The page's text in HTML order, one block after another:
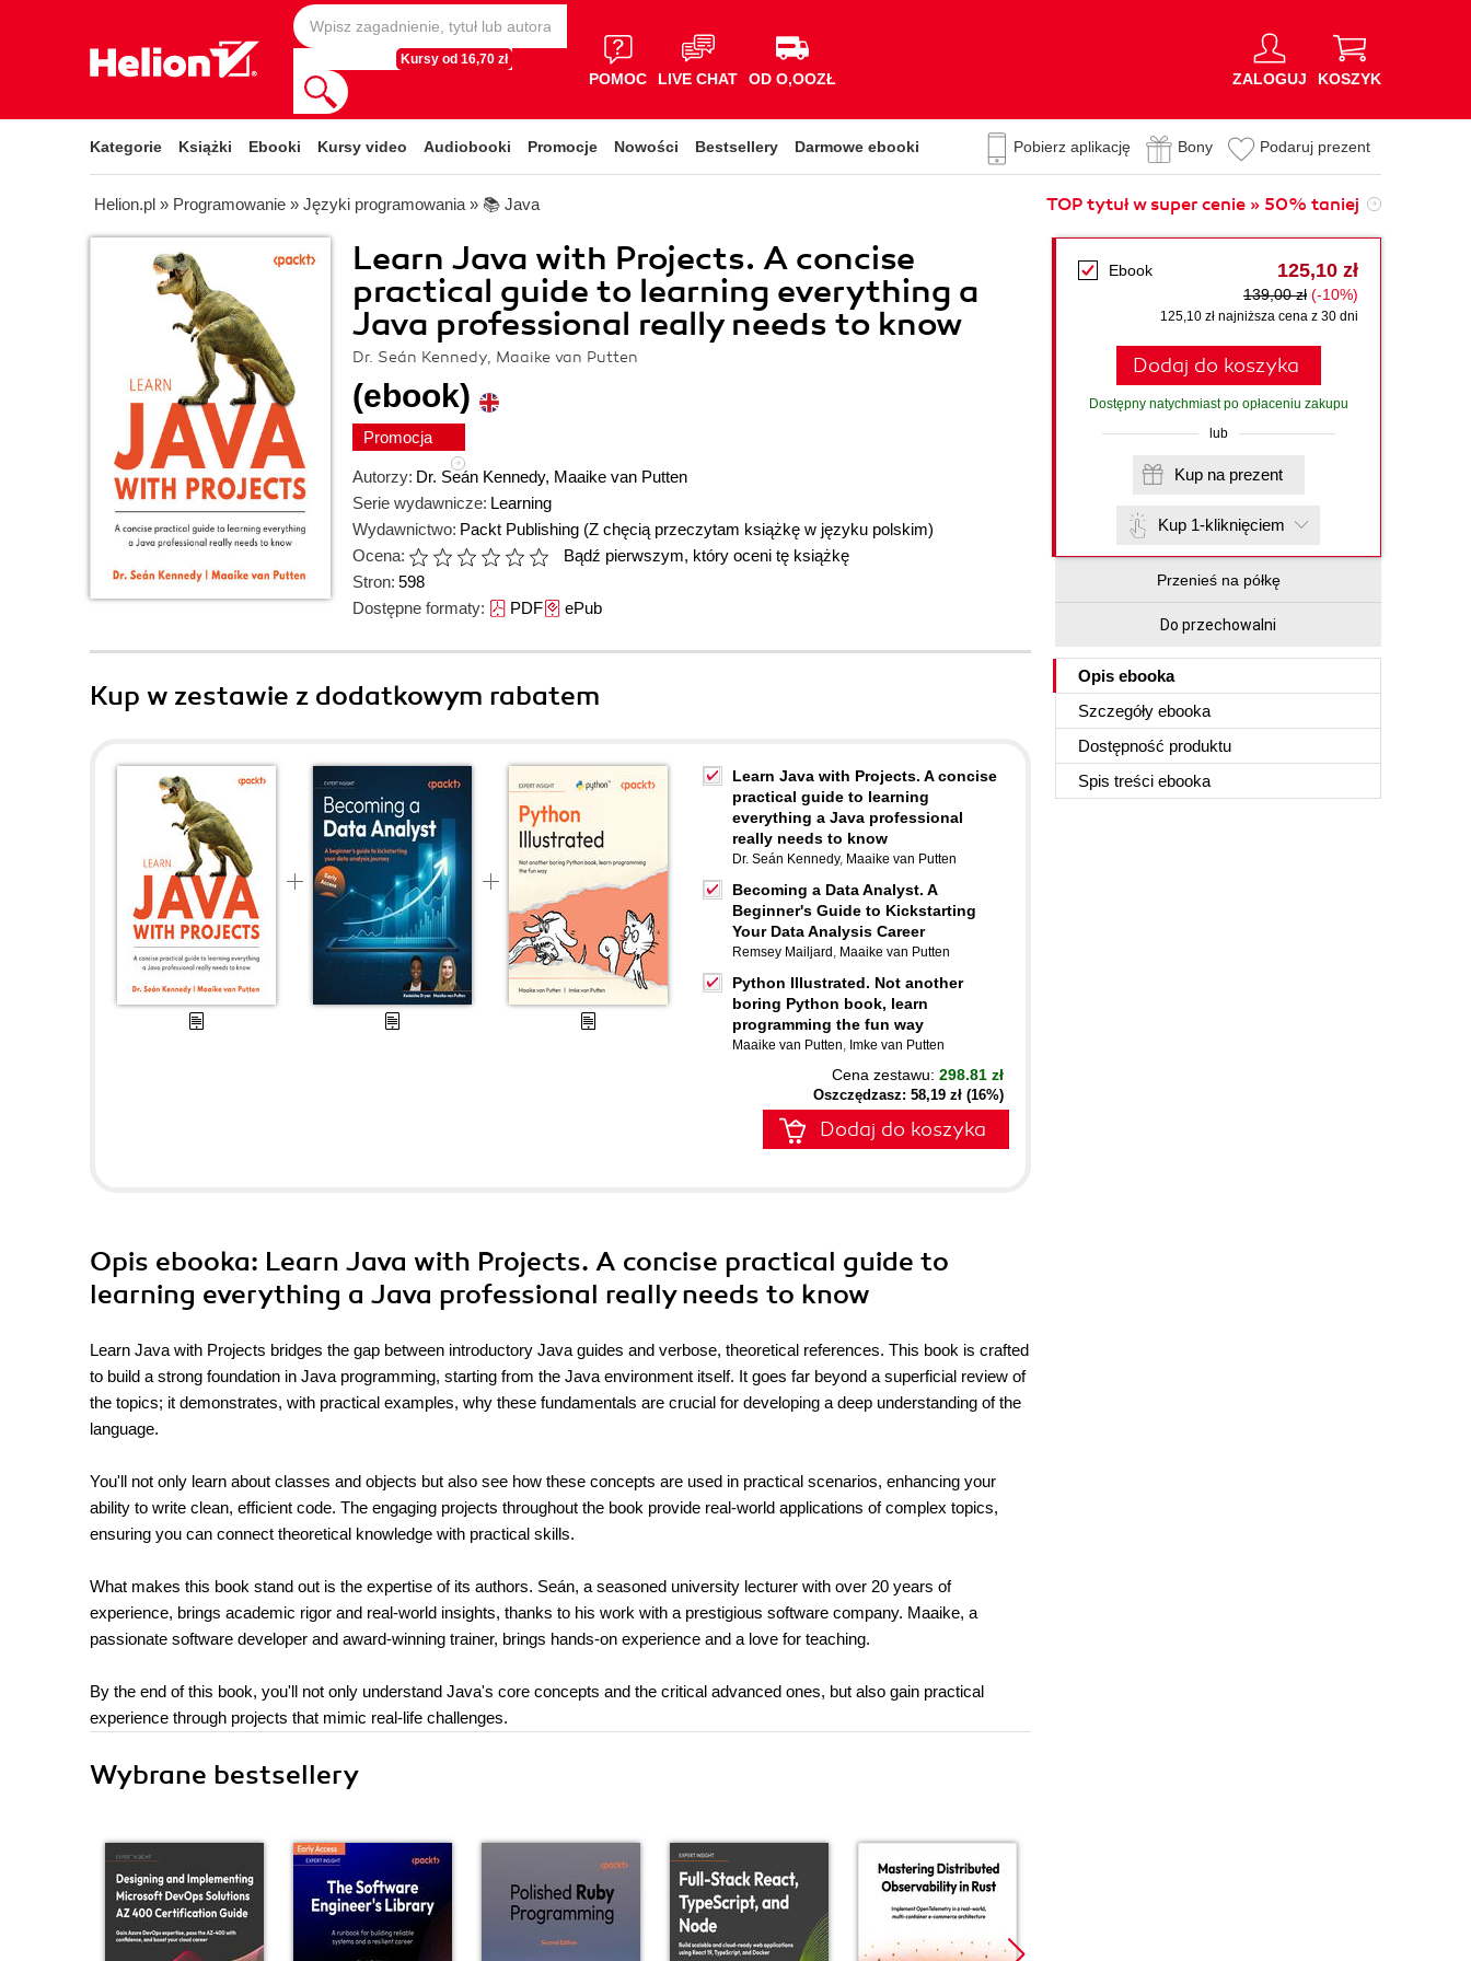
Kursy od 16,70 zł
POMOC LIVE CHAT OD O,OOZŁ ZALOGUJ KOSZYK
Kategorie Książki Ebooki Kursy video Audiobooki Promocje Nowości Bestsellery Darmowe ebooki Pobierz aplikację Bony Podaruj prezent
Helion.pl » Programowanie » Języki programowania » 📚 Java TOP tytuł w super cenie » 50% taniej
Learn Java with Projects. A concise
practical guide to learning everything a
Java professional really needs to know
Dr. Seán Kennedy, Maaike van Putten
(ebook)
Promocja
Autorzy: Dr. Seán Kennedy, Maaike van Putten
Serie wydawnicze: Learning
Wydawnictwo: Packt Publishing (Z chęcią przeczytam książkę w języku polskim)
Ocena:
Bądź pierwszym, który oceni tę książkę
Stron: 598
Dostępne formaty: PDFePub
Ebook 125,10 zł
139,00 zł (-10%)
125,10 zł najniższa cena z 30 dni
Dodaj do koszyka
Dostępny natychmiast po opłaceniu zakupu
lub
Kup na prezent
Kup 1-kliknięciem
Przenieś na półkę
Do przechowalni
Opis ebooka
Szczegóły ebooka
Dostępność produktu
Spis treści ebooka
Kup w zestawie z dodatkowym rabatem
Learn Java with Projects. A concise
practical guide to learning
everything a Java professional
really needs to know
Dr. Seán Kennedy, Maaike van Putten
Becoming a Data Analyst. A
Beginner's Guide to Kickstarting
Your Data Analysis Career
Remsey Mailjard , Maaike van Putten
Python Illustrated. Not another
boring Python book, learn
programming the fun way
Maaike van Putten, Imke van Putten
Cena zestawu: 298.81 zł
Oszczędzasz: 58,19 zł (16%)
Dodaj do koszyka
Opis ebooka: Learn Java with Projects. A concise practical guide to
learning everything a Java professional really needs to know
Learn Java with Projects bridges the gap between introductory Java guides and verbose, theoretical references. This book is crafted
to build a strong foundation in Java programming, starting from the Java environment itself. It goes far beyond a superficial review of
the topics; it demonstrates, with practical examples, why these fundamentals are crucial for developing a deep understanding of the
language.
You'll not only learn about classes and objects but also see how these concepts are used in practical scenarios, enhancing your
ability to write clean, efficient code. The engaging projects throughout the book provide real-world applications of complex topics,
ensuring you can connect theoretical knowledge with practical skills.
What makes this book stand out is the expertise of its authors. Seán, a seasoned university lecturer with over 20 years of
experience, brings academic rigor and real-world insights, thanks to his work with a prestigious software company. Maaike, a
passionate software developer and award-winning trainer, brings hands-on experience and a love for teaching.
By the end of this book, you'll not only understand Java's core concepts and the critical advanced ones, but also gain practical
experience through projects that mimic real-life challenges.
Wybrane bestsellery